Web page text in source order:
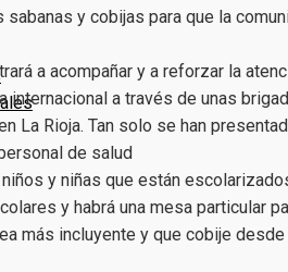
y cobijas para que la
a acompañar y a reforzar la
internacional a través de unas
La Rioja. Tan solo se han
de salud
y niñas que están
y habrá una mesa particular
más incluyente y que cobije